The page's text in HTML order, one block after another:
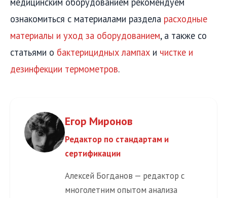
ознакомиться с материалами раздела расходные
материалы и уход за оборудованием, а также со
статьями о бактерицидных лампах и чистке и
дезинфекции термометров.
Егор Миронов
Редактор по стандартам и
сертификации
Алексей Богданов — редактор с
многолетним опытом анализа